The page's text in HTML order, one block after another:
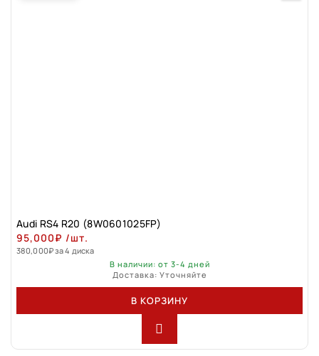
Audi RS4 R20 (8W0601025FP)
95,000₽ /шт.
380,000₽за 4 диска
В наличии: от 3-4 дней
Доставка: Уточняйте
В КОРЗИНУ